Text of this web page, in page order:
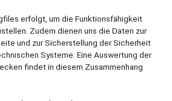
erfolgt, um die Funktionsfähigkeit
Zudem dienen uns die Daten zur
und zur Sicherstellung der Sicherheit
Systeme. Eine Auswertung der
findet in diesem Zusammenhang